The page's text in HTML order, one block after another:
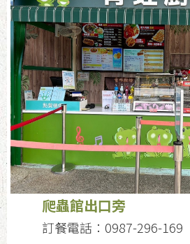
爬蟲館出口旁
訂餐電話：0987-296-169